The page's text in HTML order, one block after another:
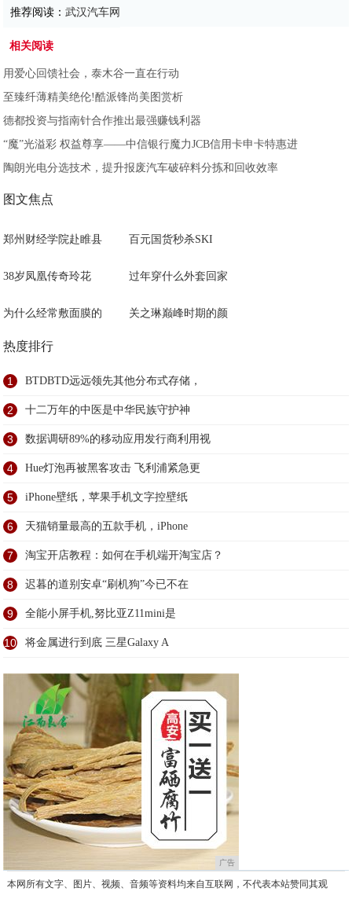
推荐阅读：武汉汽车网
相关阅读
用爱心回馈社会，泰木谷一直在行动
至臻纤薄精美绝伦!酷派锋尚美图赏析
德都投资与指南针合作推出最强赚钱利器
“魔”光溢彩 权益尊享——中信银行魔力JCB信用卡申卡特惠进
陶朗光电分选技术，提升报废汽车破碎料分拣和回收效率
图文焦点
郑州财经学院赴睢县 百元国货秒杀SKI
38岁凤凰传奇玲花 过年穿什么外套回家
为什么经常敷面膜的 关之琳巅峰时期的颜
热度排行
1 BTDBTD远远领先其他分布式存储，
2 十二万年的中医是中华民族守护神
3 数据调研89%的移动应用发行商利用视
4 Hue灯泡再被黑客攻击 飞利浦紧急更
5 iPhone壁纸，苹果手机文字控壁纸
6 天猫销量最高的五款手机，iPhone
7 淘宝开店教程：如何在手机端开淘宝店？
8 迟暮的道别安卓“刷机狗”今已不在
9 全能小屏手机,努比亚Z11mini是
10 将金属进行到底 三星Galaxy A
广告
本网所有文字、图片、视频、音频等资料均来自互联网，不代表本站赞同其观